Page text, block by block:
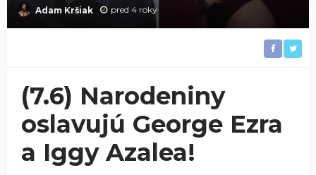
Adam Kršiak pred 4 roky
(7.6) Narodeniny
oslavujú George Ezra
a Iggy Azalea!